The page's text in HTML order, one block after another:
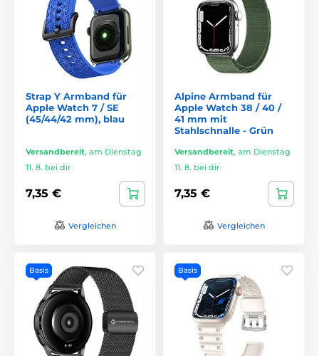
Strap Y Armband für
Apple Watch 7 / SE
(45/44/42 mm), blau
Versandbereit, am Dienstag
11. 8. bei dir
7,35 €
Vergleichen
Alpine Armband für
Apple Watch 38 / 40 /
41 mm mit
Stahlschnalle - Grün
Versandbereit, am Dienstag
11. 8. bei dir
7,35 €
Vergleichen
Basis Basis